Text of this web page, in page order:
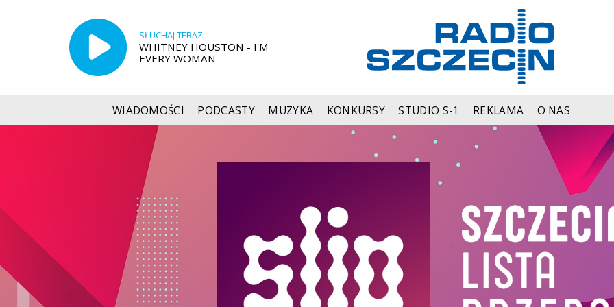
SŁUCHAJ TERAZ
WHITNEY HOUSTON - I'M
EVERY WOMAN
WIADOMOŚCI PODCASTY MUZYKA KONKURSY STUDIO S-1 REKLAMA O NAS